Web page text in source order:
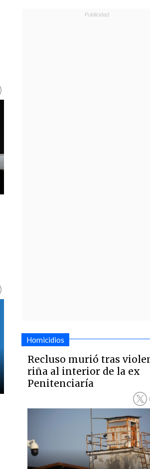
Homicidios
Recluso murió tras
riña al interior de la ex
Penitenciaría